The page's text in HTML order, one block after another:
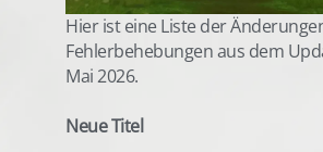
Hier ist eine Liste der
Fehlerbehebungen aus dem
Mai 2026.
Neue Titel